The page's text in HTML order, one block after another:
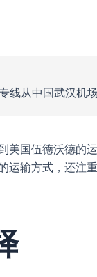
线从中国武汉机
美国伍德沃德的
运输方式，还注